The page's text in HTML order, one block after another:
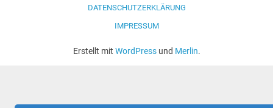
DATENSCHUTZERKLÄRUNG
IMPRESSUM
Erstellt mit WordPressund Merlin.